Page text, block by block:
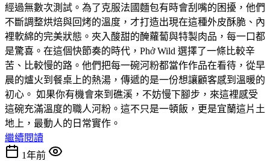
經過無數次測試。為了克服法國麵包有時會刮嘴的困擾，他們
不斷調整烘焙與回烤的溫度，才打造出現在這種外皮酥脆、內
裡軟綿的完美狀態。夾入酸甜的醃蘿蔔與特製肉品，每一口都
是驚喜。在這個快節奏的時代，Phở Wild 選擇了一條比較辛
苦、比較慢的路。他們把每一碗河粉都當作作品在看待，從早
晨的爐火到餐桌上的熱湯，傳遞的是一份想讓顧客感到溫暖的
初心。 如果你有機會來到礁溪，不妨慢下腳步，來這裡感受
這碗充滿溫度的職人河粉。這不只是一頓飯，更是宜蘭這片土
地上，最動人的日常實作。
繼續閱讀
1年前